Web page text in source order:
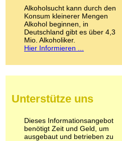
LSD
Marihuana
Medikamente
Meskalin
Metamphetamin
Methadon
Pilze
Psychopharmaka
Schlafmittel
Schmerzmittel
Alkoholsucht kann durch den
Konsum kleinerer Mengen
Alkohol beginnen, in
Deutschland gibt es über 4,3
Mio. Alkoholiker.
Hier Informieren ...
Unterstütze uns
Dieses Informationsangebot
benötigt Zeit und Geld, um
ausgebaut und betrieben zu